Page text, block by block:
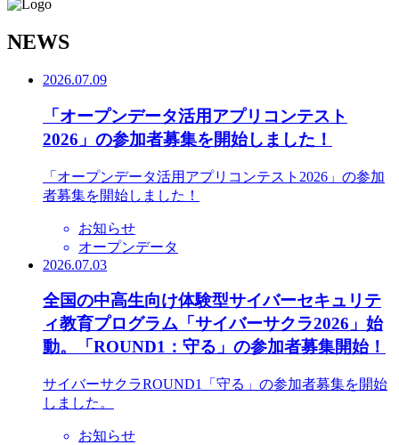
NEWS
2026.07.09
「オープンデータ活用アプリコンテスト
2026」の参加者募集を開始しました！
「オープンデータ活用アプリコンテスト2026」の参加
者募集を開始しました！
お知らせ
オープンデータ
2026.07.03
全国の中高生向け体験型サイバーセキュリテ
ィ教育プログラム「サイバーサクラ2026」始
動。「ROUND1：守る」の参加者募集開始！
サイバーサクラROUND1「守る」の参加者募集を開始
しました。
お知らせ